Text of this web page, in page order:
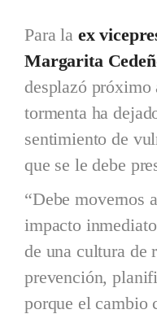
Para la ex
Margarita
desplazó
tormenta ha
sentimiento de
que se le debe
“Debe movernos
impacto
de una cultura de
prevención,
porque el cambio